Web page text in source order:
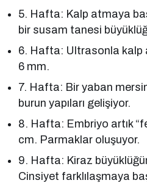
5. Hafta: Kalp atmaya
bir susam tanesi
6. Hafta: Ultrasonla kalp
6 mm.
7. Hafta: Bir yaban
burun yapıları gelişiyor.
8. Hafta: Embriyo artık
cm. Parmaklar oluşuyor.
9. Hafta: Kiraz
Cinsiyet farklılaşmaya